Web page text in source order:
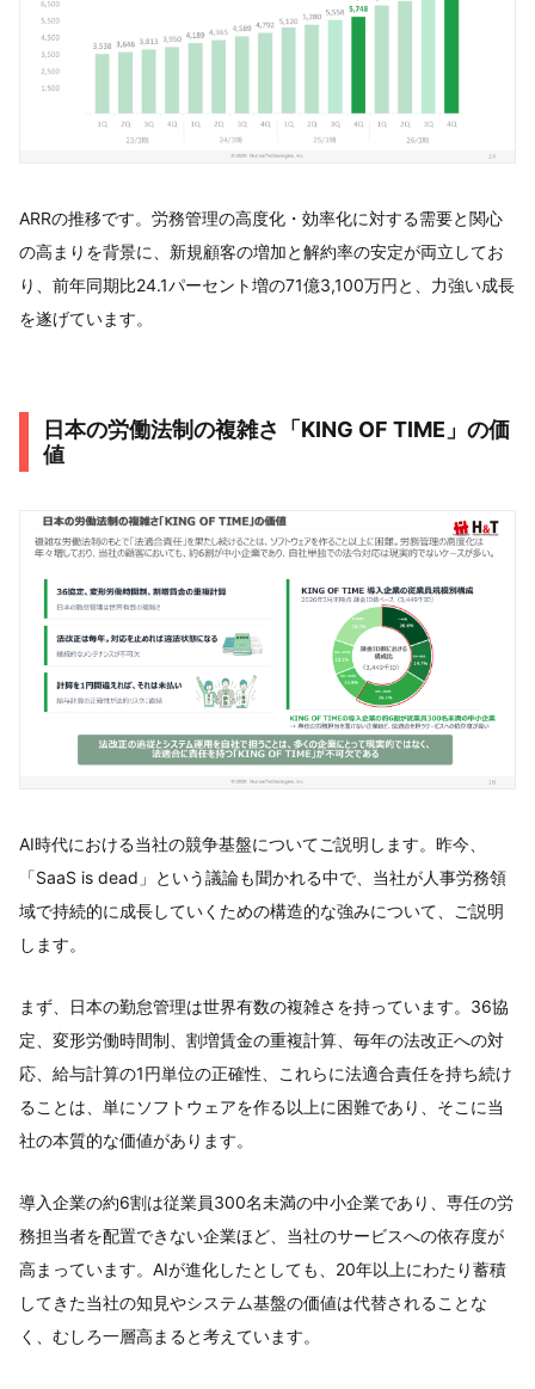
ARRの推移です。労務管理の高度化・効率化に対する需要と関心
の高まりを背景に、新規顧客の増加と解約率の安定が両立してお
り、前年同期比24.1パーセント増の71億3,100万円と、力強い成長
を遂げています。
日本の労働法制の複雑さ「KING OF TIME」の価
値
AI時代における当社の競争基盤についてご説明します。昨今、
「SaaS is dead」という議論も聞かれる中で、当社が人事労務領
域で持続的に成長していくための構造的な強みについて、ご説明
します。
まず、日本の勤怠管理は世界有数の複雑さを持っています。36協
定、変形労働時間制、割増賃金の重複計算、毎年の法改正への対
応、給与計算の1円単位の正確性、これらに法適合責任を持ち続け
ることは、単にソフトウェアを作る以上に困難であり、そこに当
社の本質的な価値があります。
導入企業の約6割は従業員300名未満の中小企業であり、専任の労
務担当者を配置できない企業ほど、当社のサービスへの依存度が
高まっています。AIが進化したとしても、20年以上にわたり蓄積
してきた当社の知見やシステム基盤の価値は代替されることな
く、むしろ一層高まると考えています。